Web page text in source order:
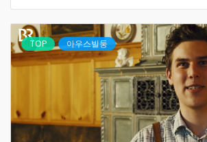
TOP 아우스빌둥